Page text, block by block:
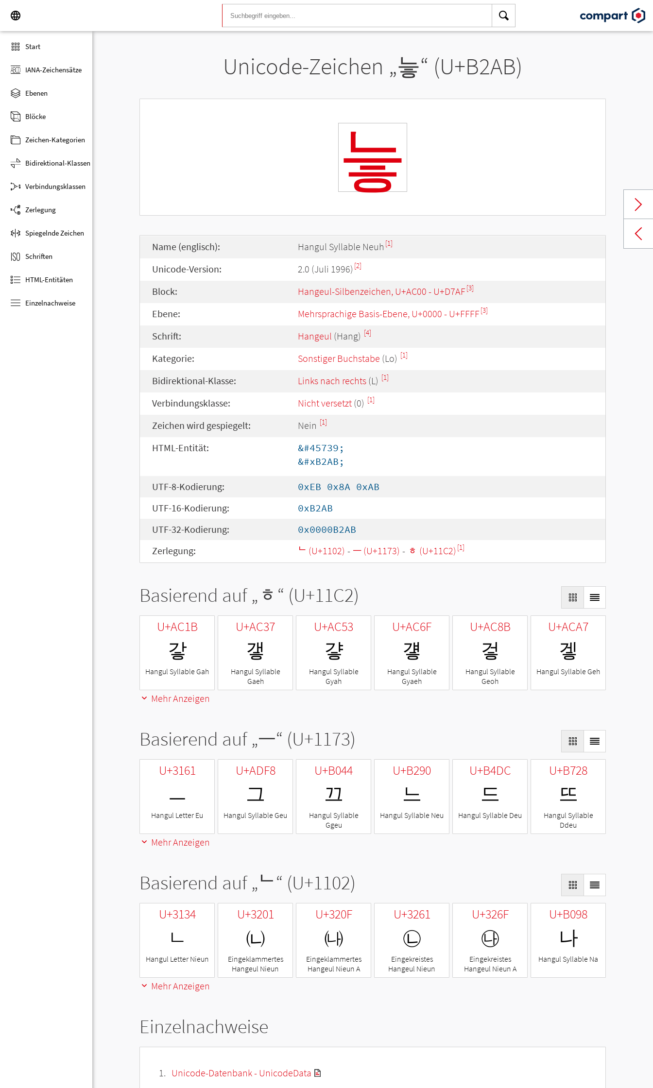
Start
IANA-Zeichensätze
Ebenen
Blöcke
Zeichen-Kategorien
Bidirektional-Klassen
Verbindungsklassen
Zerlegung
Spiegelnde Zeichen
Schriften
HTML-Entitäten
Einzelnachweise
Unicode-Zeichen „늫“ (U+B2AB)
늫
Name (englisch): Hangul Syllable Neuh [1]
Unicode-Version: 2.0 (Juli 1996) [2]
Block: Hangeul-Silbenzeichen, U+AC00 - U+D7AF[3]
Ebene: Mehrsprachige Basis-Ebene, U+0000 - U+FFFF[3]
Schrift: Hangeul (Hang) [4]
Kategorie: Sonstiger Buchstabe (Lo) [1]
Bidirektional-Klasse: Links nach rechts (L) [1]
Verbindungsklasse: Nicht versetzt (0) [1]
Zeichen wird gespiegelt: Nein [1]
HTML-Entität:
&#45739;
&#xB2AB;
UTF-8-Kodierung:
0xEB 0x8A 0xAB
UTF-16-Kodierung:
0xB2AB
UTF-32-Kodierung:
0x0000B2AB
Zerlegung:
ᄂ (U+1102) - ᅳ (U+1173) - ᇂ (U+11C2) [1]
Basierend auf „ ᇂ “ (U+11C2)
U+AC1B
갛
Hangul Syllable Gah
U+AC37
갷
Hangul Syllable
Gaeh
U+AC53
걓
Hangul Syllable
Gyah
U+AC6F
걯
Hangul Syllable
Gyaeh
U+AC8B
겋
Hangul Syllable
Geoh
U+ACA7
겧
Hangul Syllable Geh
Mehr Anzeigen
Basierend auf „ᅳ“ (U+1173)
U+3161
ㅡ
Hangul Letter Eu
U+ADF8
그
Hangul Syllable Geu
U+B044
끄
Hangul Syllable
Ggeu
U+B290
느
Hangul Syllable Neu
U+B4DC
드
Hangul Syllable Deu
U+B728
뜨
Hangul Syllable
Ddeu
Mehr Anzeigen
Basierend auf „ᄂ“ (U+1102)
U+3134
ㄴ
Hangul Letter Nieun
U+3201
㈁
Eingeklammertes
Hangeul Nieun
U+320F
㈏
Eingeklammertes
Hangeul Nieun A
U+3261
㉡
Eingekreistes
Hangeul Nieun
U+326F
㉯
Eingekreistes
Hangeul Nieun A
U+B098
나
Hangul Syllable Na
Mehr Anzeigen
Einzelnachweise
Unicode-Datenbank - UnicodeData